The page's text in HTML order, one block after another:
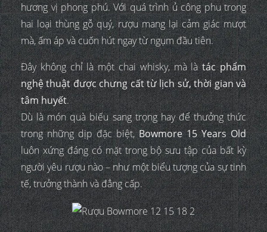
hương vị phong phú. Với quá trình ủ công phu trong
hai loại thùng gỗ quý, rượu mang lại cảm giác mượt
mà, ấm áp và cuốn hút ngay từ ngụm đầu tiên.
Đây không chỉ là một chai whisky, mà làtác phẩm
nghệ thuật được chưng cất từ lịch sử, thời gian và
tâm huyết.
Dù là món quà biếu sang trọng hay để thưởng thức
trong những dịp đặc biệt,Bowmore 15 Years Old
luôn xứng đáng có mặt trong bộ sưu tập của bất kỳ
người yêu rượu nào – như một biểu tượng của sự tinh
tế, trưởng thành và đẳng cấp.